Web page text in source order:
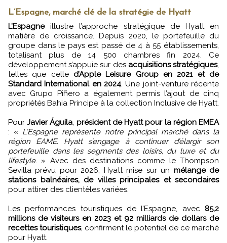
L’Espagne, marché clé de la stratégie de Hyatt
L’Espagneillustre l’approche stratégique de Hyatt en
matière de croissance. Depuis 2020, le portefeuille du
groupe dans le pays est passé de 4 à 55 établissements,
totalisant plus de 14 500 chambres fin 2024. Ce
développement s’appuie sur des acquisitions stratégiques,
telles que celle d’Apple Leisure Group en 2021 et de
Standard International en 2024. Une joint-venture récente
avec Grupo Piñero a également permis l’ajout de cinq
propriétés Bahia Principe à la collection Inclusive de Hyatt.
PourJavier Águila, président de Hyatt pour la région EMEA
: « L’Espagne représente notre principal marché dans la
région EAME. Hyatt s’engage à continuer d’élargir son
portefeuille dans les segments des loisirs, du luxe et du
lifestyle. » Avec des destinations comme le Thompson
Sevilla prévu pour 2026, Hyatt mise sur un mélange de
stations balnéaires, de villes principales et secondaires
pour attirer des clientèles variées.
Les performances touristiques de l’Espagne, avec 85,2
millions de visiteurs en 2023 et 92 milliards de dollars de
recettes touristiques, confirment le potentiel de ce marché
pour Hyatt.